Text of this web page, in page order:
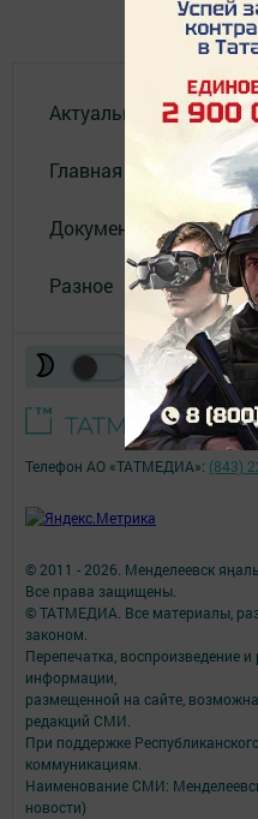
Актуальное видео
Главная
Документы
Разное
© 2011 - 2026. Менделеевск
Все права защищены.
© ТАТМЕДИА. Все материалы,
законом.
Перепечатка, воспроизведение
информации,
размещенной на сайте,
редакций СМИ.
При поддержке
коммуникациям.
Наименование СМИ:
новости)
Телефон АО «ТАТМЕДИА»: (843)